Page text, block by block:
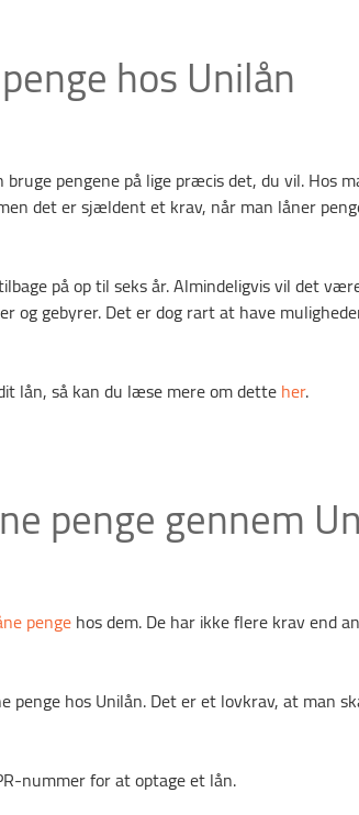
hos Unilån
pengene på lige præcis det, du vil. Hos
det er sjældent et krav, når man låner
på op til seks år. Almindeligvis vil det
og gebyrer. Det er dog rart at have
lån, så kan du læse mere om detteher.
penge gennem
pengehos dem. De har ikke flere krav end
hos Unilån. Det er et lovkrav, at man
nummer for at optage et lån.